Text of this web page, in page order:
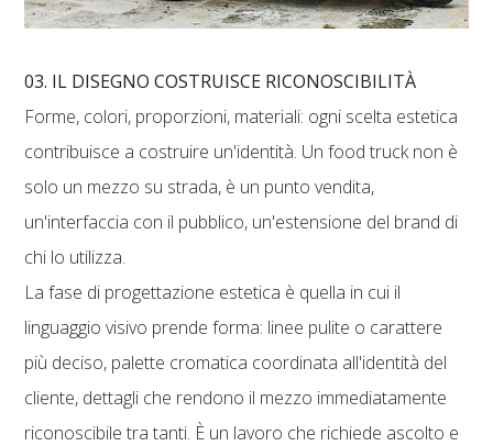
03. IL DISEGNO COSTRUISCE RICONOSCIBILITÀ
Forme, colori, proporzioni, materiali: ogni scelta estetica
contribuisce a costruire un'identità. Un food truck non è
solo un mezzo su strada, è un punto vendita,
un'interfaccia con il pubblico, un'estensione del brand di
chi lo utilizza.
La fase di progettazione estetica è quella in cui il
linguaggio visivo prende forma: linee pulite o carattere
più deciso, palette cromatica coordinata all'identità del
cliente, dettagli che rendono il mezzo immediatamente
riconoscibile tra tanti. È un lavoro che richiede ascolto e